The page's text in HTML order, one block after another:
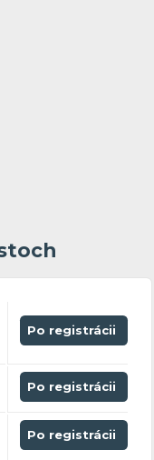
Po registrácii
Po registrácii
Po registrácii